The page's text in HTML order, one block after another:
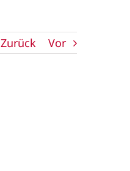
Zurück Vor